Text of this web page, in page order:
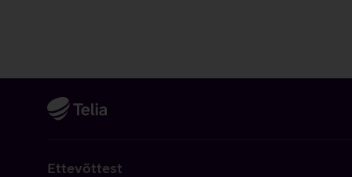
Ettevõttest